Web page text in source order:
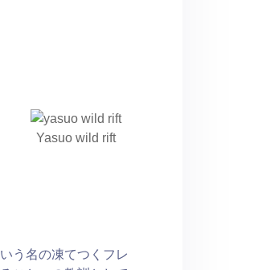
Yasuo wild rift
う名の凍てつくフレ